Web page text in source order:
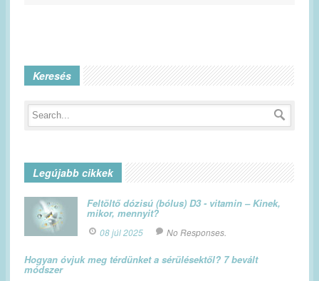
Keresés
Legújabb cikkek
Feltöltő dózisú (bólus) D3 - vitamin – Kinek,
mikor, mennyit?
08 júl 2025 No Responses.
Hogyan óvjuk meg térdünket a sérülésektől? 7 bevált
módszer